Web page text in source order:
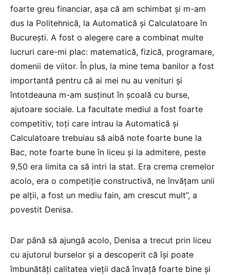
foarte greu financiar, așa că am schimbat și m-am
dus la Politehnică, la Automatică și Calculatoare în
București. A fost o alegere care a combinat multe
lucruri care-mi plac: matematică, fizică, programare,
domenii de viitor. În plus, la mine tema banilor a fost
importantă pentru că ai mei nu au venituri și
întotdeauna m-am susținut în școală cu burse,
ajutoare sociale. La facultate mediul a fost foarte
competitiv, toți care intrau la Automatică și
Calculatoare trebuiau să aibă note foarte bune la
Bac, note foarte bune în liceu și la admitere, peste
9,50 era limita ca să intri la stat. Era crema cremelor
acolo, era o competiție constructivă, ne învățam unii
pe alții, a fost un mediu fain, am crescut mult”, a
povestit Denisa.
Dar până să ajungă acolo, Denisa a trecut prin liceu
cu ajutorul burselor și a descoperit că își poate
îmbunătăți calitatea vieții dacă învață foarte bine și